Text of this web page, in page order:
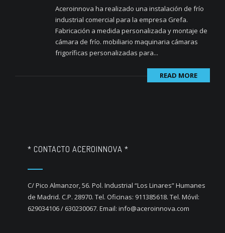
Aceroinnova ha realizado una instalación de frío
industrial comercial para la empresa Grefa.
Fabricación a medida personalizada y montaje de
cámara de frío. mobiliario maquinaria cámaras
frigoríficas personalizadas para...
READ MORE
* CONTACTO ACEROINNOVA *
C/ Pico Almanzor, 56. Pol. Industrial “Los Linares” Humanes
de Madrid. C.P. 28970. Tel. Oficinas: 911385618. Tel. Móvil:
629034106 / 630230067. Email: info@aceroinnova.com